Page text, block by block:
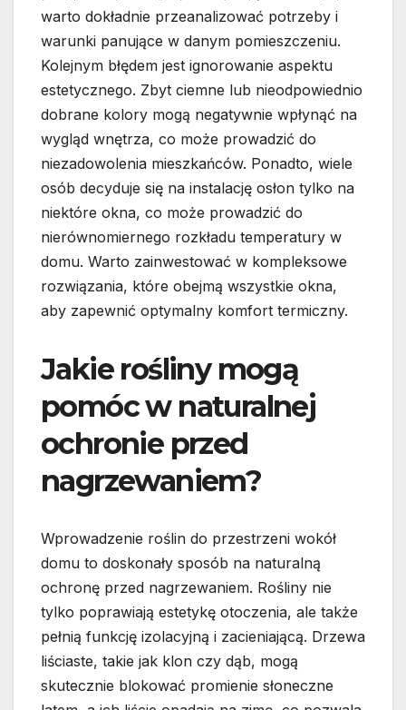
warto dokładnie przeanalizować potrzeby i
warunki panujące w danym pomieszczeniu.
Kolejnym błędem jest ignorowanie aspektu
estetycznego. Zbyt ciemne lub nieodpowiednio
dobrane kolory mogą negatywnie wpłynąć na
wygląd wnętrza, co może prowadzić do
niezadowolenia mieszkańców. Ponadto, wiele
osób decyduje się na instalację osłon tylko na
niektóre okna, co może prowadzić do
nierównomiernego rozkładu temperatury w
domu. Warto zainwestować w kompleksowe
rozwiązania, które obejmą wszystkie okna,
aby zapewnić optymalny komfort termiczny.
Jakie rośliny mogą
pomóc w naturalnej
ochronie przed
nagrzewaniem?
Wprowadzenie roślin do przestrzeni wokół
domu to doskonały sposób na naturalną
ochronę przed nagrzewaniem. Rośliny nie
tylko poprawiają estetykę otoczenia, ale także
pełnią funkcję izolacyjną i zacieniającą. Drzewa
liściaste, takie jak klon czy dąb, mogą
skutecznie blokować promienie słoneczne